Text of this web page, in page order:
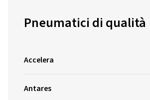
Pneumatici di qualità
Accelera
Antares